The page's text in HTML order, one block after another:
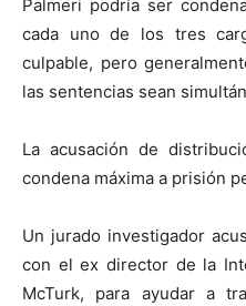
Palmeri podría ser
cada uno de los tres
culpable, pero
las sentencias sean
La acusación de
condena máxima a prisión
Un jurado investigador
con el ex director de la
McTurk, para ayudar a